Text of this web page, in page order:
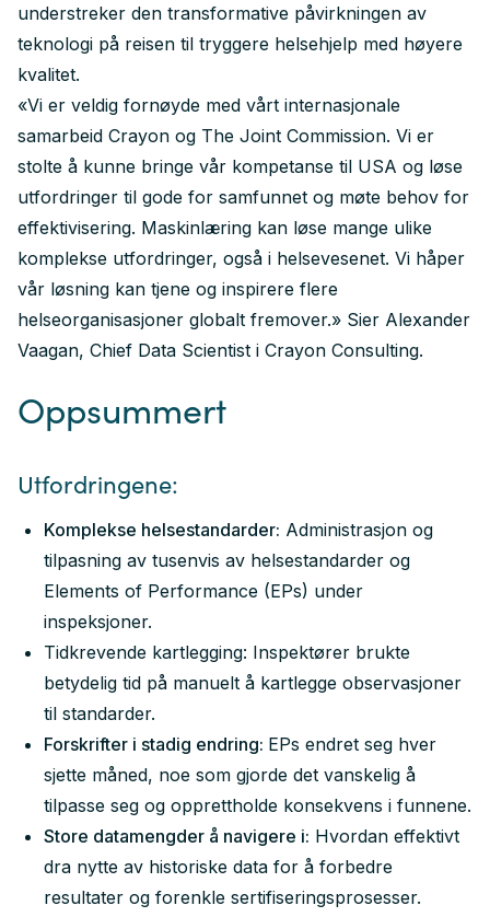
understreker den transformative påvirkningen av
teknologi på reisen til tryggere helsehjelp med høyere
kvalitet.
«Vi er veldig fornøyde med vårt internasjonale
samarbeid Crayon og The Joint Commission. Vi er
stolte å kunne bringe vår kompetanse til USA og løse
utfordringer til gode for samfunnet og møte behov for
effektivisering. Maskinlæring kan løse mange ulike
komplekse utfordringer, også i helsevesenet. Vi håper
vår løsning kan tjene og inspirere flere
helseorganisasjoner globalt fremover.» Sier Alexander
Vaagan, Chief Data Scientist i Crayon Consulting.
Oppsummert
Utfordringene:
Komplekse helsestandarder: Administrasjon og
tilpasning av tusenvis av helsestandarder og
Elements of Performance (EPs) under
inspeksjoner.
Tidkrevende kartlegging: Inspektører brukte
betydelig tid på manuelt å kartlegge observasjoner
til standarder.
Forskrifter i stadig endring: EPs endret seg hver
sjette måned, noe som gjorde det vanskelig å
tilpasse seg og opprettholde konsekvens i funnene.
Store datamengder å navigere i: Hvordan effektivt
dra nytte av historiske data for å forbedre
resultater og forenkle sertifiseringsprosesser.